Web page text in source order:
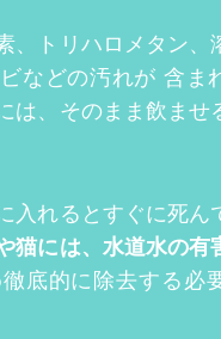
、トリハロメタン、
などの汚れが 含ま
は、そのまま飲ませ
入れるとすぐに死ん
猫には、水道水の有
底的に除去する必